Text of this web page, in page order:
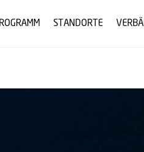
STANDORTE